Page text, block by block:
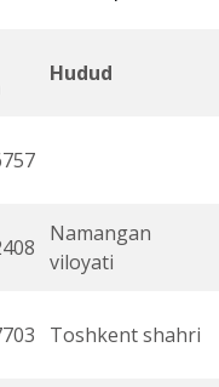
Hudud
Namangan
viloyati
Toshkent shahri